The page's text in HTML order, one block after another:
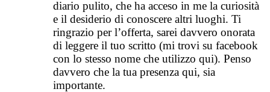
diario pulito, che ha acceso in me la curiosità
e il desiderio di conoscere altri luoghi. Ti
ringrazio per l’offerta, sarei davvero onorata
di leggere il tuo scritto (mi trovi su facebook
con lo stesso nome che utilizzo qui). Penso
davvero che la tua presenza qui, sia
importante.